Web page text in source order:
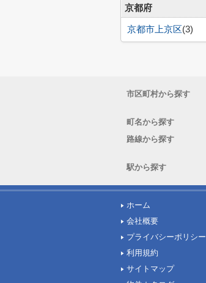
京都府
京都市上京区(3)
市区町村から探す
町名から探す
路線から探す
駅から探す
ホーム
会社概要
プライバシーポリシー
利用規約
サイトマップ